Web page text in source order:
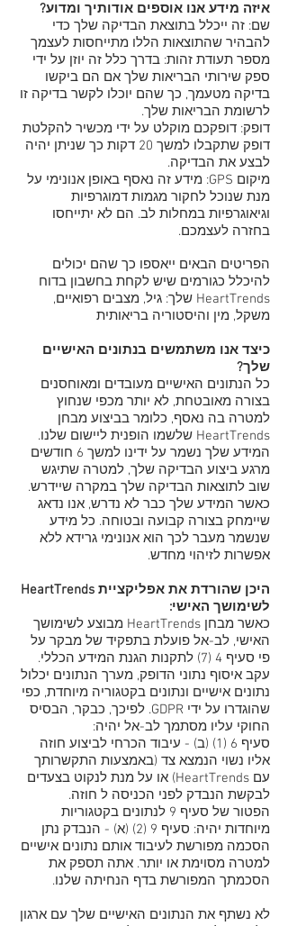
איזה מידע אנו אוספים אודותיך ומדוע?
שם: זה ייכלל בתוצאת הבדיקה שלך כדי
להבהיר שהתוצאות הללו מתייחסות לעצמך
מספר תעודת זהות: בדרך כלל זה יוזן על ידי
ספק שירותי הבריאות שלך אם הם ביקשו
בדיקה מטעמך, כך שהם יוכלו לקשר בדיקה זו
לרשומת הבריאות שלך.
דופק: דופקכם מוקלט על ידי מכשיר להקלטת
דופק שתקבלו למשך 20 דקות כך שניתן יהיה
לבצע את הבדיקה.
מיקום GPS: מידע זה נאסף באופן אנונימי על
מנת שנוכל לחקור מגמות דמוגרפיות
וגיאוגרפיות במחלות לב. הם לא יתייחסו
בחזרה לעצמכם.
הפריטים הבאים ייאספו כך שהם יכולים
להיכלל כגורמים שיש לקחת בחשבון בדוח
HeartTrends שלך: גיל, מצבים רפואיים,
משקל, מין והיסטוריה בריאותית
כיצד אנו משתמשים בנתונים האישיים
שלך?
כל הנתונים האישיים מעובדים ומאוחסנים
בצורה מאובטחת, לא יותר מכפי שנחוץ
למטרה בה נאסף, כלומר בביצוע מבחן
HeartTrends שלשמו הופנית ליישום שלנו.
המידע שלך נשמר על ידינו למשך 6 חודשים
מרגע ביצוע הבדיקה שלך, למטרה שתיגש
שוב לתוצאות הבדיקה שלך במקרה שיידרש.
כאשר המידע שלך כבר לא נדרש, אנו נדאג
שיימחק בצורה קבועה ובטוחה. כל מידע
שנשמר מעבר לכך הוא אנונימי גרידא ללא
אפשרות לזיהוי מחדש.
היכן שהורדת את אפליקציית HeartTrends
לשימושך האישי:
כאשר מבחן HeartTrends מבוצע לשימושך
האישי, לב-אל פועלת בתפקיד של מבקר על
פי סעיף 4 (7) לתקנות הגנת המידע הכללי.
עקב איסוף נתוני הדופק, מערך הנתונים יכלול
נתונים אישיים ונתונים בקטגוריה מיוחדת, כפי
שהוגדרו על ידי GDPR. לפיכך, כבקר, הבסיס
החוקי עליו מסתמך לב-אל יהיה:
סעיף 6 (1) (ב) - עיבוד הכרחי לביצוע חוזה
אליו נשוי הנמצא צד (באמצעות התקשרותך
עם HeartTrends) או על מנת לנקוט בצעדים
לבקשת הנבדק לפני הכניסה ל חוזה.
הפטור של סעיף 9 לנתונים בקטגוריות
מיוחדות יהיה: סעיף 9 (2) (א) - הנבדק נתן
הסכמה מפורשת לעיבוד אותם נתונים אישיים
למטרה מסוימת או יותר. אתה תספק את
הסכמתך המפורשת בדף הנחיתה שלנו.
לא נשתף את הנתונים האישיים שלך עם ארגון